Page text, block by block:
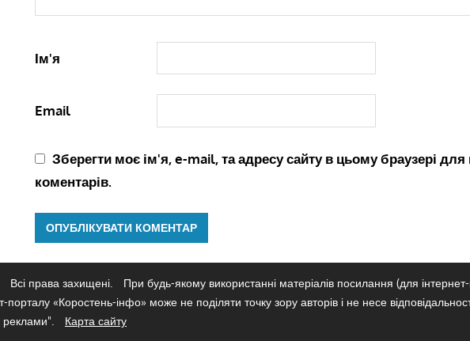
Ім'я
Email
Зберегти моє ім'я, e-mail, та адресу сайту в цьому браузері
коментарів.
Всі права захищені.
При будь-якому використанні матеріалів посилання (для
порталу «Коростень-інфо» може не поділяти точку зору авторів і не несе
Карта сайту